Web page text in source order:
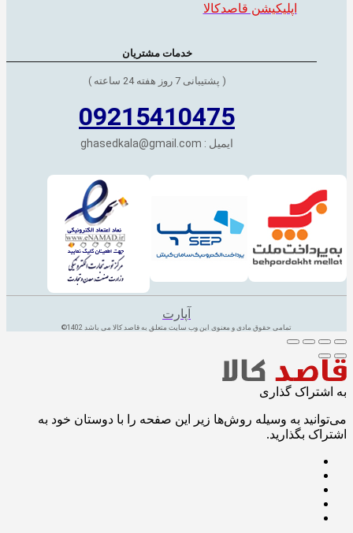
اپلیکیشن قاصدکالا
خدمات مشتریان
( پشتیبانی 7 روز هفته 24 ساعته )
09215410475
ایمیل : ghasedkala@gmail.com
آپارت
تمامی حقوق مادی و معنوی این وب سایت متعلق به قاصد کالا می باشد 1402©
به اشتراک گذاری
می‌توانید به وسیله روش‌ها زیر این صفحه را با دوستان خود به
اشتراک بگذارید.